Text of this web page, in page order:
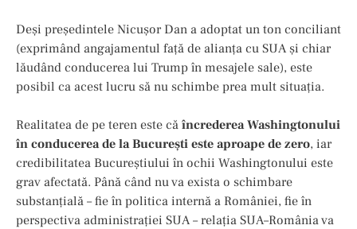
Deși președintele Nicușor Dan a adoptat un ton conciliant
(exprimând angajamentul față de alianța cu SUA și chiar
lăudând conducerea lui Trump în mesajele sale), este
posibil ca acest lucru să nu schimbe prea mult situația.
Realitatea de pe teren este că încrederea Washingtonului
în conducerea de la București este aproape de zero, iar
credibilitatea Bucureștiului în ochii Washingtonului este
grav afectată. Până când nu va exista o schimbare
substanțială – fie în politica internă a României, fie în
perspectiva administrației SUA – relația SUA–România va